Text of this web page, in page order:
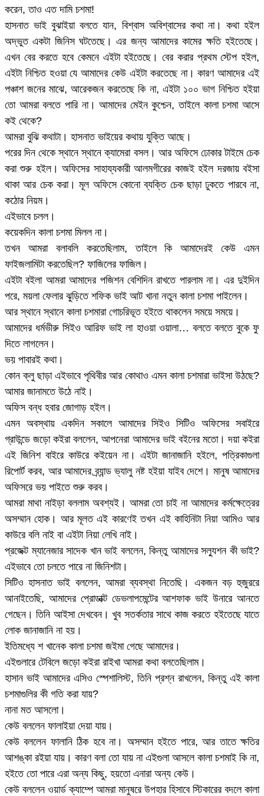
করেন, তাও এত দামি চশমা!
হাসনাত ভাই বুঝাইয়া বলতে যান, বিশ্বাস অবিশ্বাসের কথা না। কথা হইল
অদ্ভুত একটা জিনিস ঘটতেছে। এর জন্য আমাদের কামের ক্ষতি হইতেছে।
এখন বের করতে হবে কেমনে এইটা হইতেছে। বের করার প্রথম স্টেপ হইল,
এইটা নিশ্চিত হওয়া যে আমাদের কেউ এইটা করতেছে না। কারণ আমাদের এই
পঞ্চাশ জনের মাঝে, আরেকজন করতেছে কি না, এইটা ১০০ ভাগ নিশ্চিত হইয়া
তো আমরা বলতে পারি না। আমাদের মেইন কুশ্চেন, তাইলে কালা চশমা আসে
কই থেকে?
আমরা বুঝি কথাটা। হাসনাত ভাইয়ের কথায় যুক্তি আছে।
পরের দিন থেকে স্থানে স্থানে ক্যামেরা বসল। আর অফিসে ঢোকার টাইমে চেক
করা শুরু হইল। অফিসের সাহায্যকারী আলমগীরের কাজই হইল দরজায় বইসা
থাকা আর চেক করা। মূল অফিসে কোনো ব্যক্তি চেক ছাড়া ঢুকতে পারবে না,
কঠোর নিয়ম।
এইভাবে চলল।
কয়েকদিন কালা চশমা মিলল না।
তখন আমরা বলাবলি করতেছিলাম, তাইলে কি আমাদেরই কেউ এমন
ফাইজলামিটা করতেছিল? ফাজিলের ফাজিল।
এইটা বইলা আমরা আমাদের পজিশন বেশিদিন রাখতে পারলাম না। এর দুইদিন
পরে, ময়লা ফেলার ঝুড়িতে শফিক ভাই আট খানা নতুন কালা চশমা পাইলেন।
আর স্থানে স্থানে কালা চশমারা গোচরিভূত হইতে থাকলেন সময়ে সময়ে।
আমাদের ধর্মভীরু সিইও আরিফ ভাই লা হাওয়া ওয়ালা… বলতে বলতে বুকে ফু
দিতে লাগলেন।
ভয় পাবারই কথা।
কোন ক্লু ছাড়া এইভাবে পৃথিবীর আর কোথাও এমন কালা চশমারা ভাইসা উঠছে?
আমার জানামতে উঠে নাই।
অফিস বন্ধ হবার জোগাড় হইল।
এমন অবস্থায় একদিন সকালে আমাদের সিইও সিটিও অফিসের সবাইরে
গ্রাউন্ডে জড়ো কইরা বললেন, আপনেরা আমাদের ভাই বইনের মতো। দয়া কইরা
এই জিনিশ বাইরে কাউরে কইয়েন না। এইটা জানাজানি হইলে, পত্রিকাগুলা
রিপোর্ট করব, আর আমাদের ব্র্যান্ড ভ্যালু নষ্ট হইয়া যাইব দেশে। মানুষ আমাদের
অফিসরে ভয় পাইতে শুরু করব।
আমরা মাথা নাইড়া বললাম অবশ্যই। আমরা তো চাই না আমাদের কর্মক্ষেত্রের
অসম্মান হোক। আর মূলত এই কারণেই তখন এই কাহিনিটা নিয়া আমিও আর
কাউরে বলি নাই বা এইটা নিয়া লেখি নাই।
প্রজেক্ট ম্যানেজার সাদেক খান ভাই বললেন, কিন্তু আমাদের সল্যুশন কী ভাই?
এইভাবে তো চলতে পারে না জিনিশটা।
সিটিও হাসনাত ভাই বললেন, আমরা ব্যবস্থা নিতেছি। একজন বড় হুজুররে
আনাইতেছি, আমাদের প্রোডাক্ট ডেভলাপমেন্টের আশফাক ভাই উনারে আনতে
গেছেন। তিনি আইসা দেখবেন। খুব সতর্কতার সাথে কাজ করতে হইতেছে যাতে
লোক জানাজানি না হয়।
ইতিমধ্যে শ খানেক কালা চশমা জইমা গেছে আমাদের।
এইগুলারে টেবিলে জড়ো কইরা রাইখা আমরা কথা বলতেছিলাম।
হাসান ভাই আমাদের এসিও স্পেশালিস্ট, তিনি প্রশ্ন রাখলেন, কিন্তু এই কালা
চশমাগুলির কী গতি করা যায়?
নানা মত আসলো।
কেউ বললেন ফালাইয়া দেয়া যায়।
কেউ বললেন ফালানি ঠিক হবে না। অসম্মান হইতে পারে, আর তাতে ক্ষতির
আশঙ্কা রইয়া যায়। কারণ বলা তো যায় না এইগুলা আসলে কালা চশমাই কি না,
হইতে তো পারে এরা অন্য কিছু, হয়তো এনারা অন্য কেউ।
কেউ বললেন ওয়ার্ড ক্যাম্পে আমরা মানুষরে উপহার হিসাবে স্টিকারের বদলে কালা